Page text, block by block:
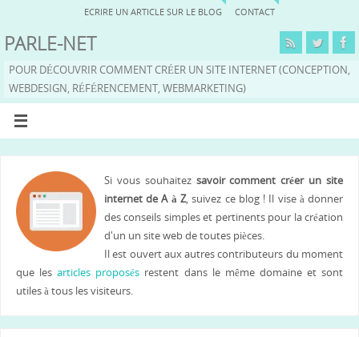
ECRIRE UN ARTICLE SUR LE BLOG CONTACT
PARLE-NET
POUR DÉCOUVRIR COMMENT CRÉER UN SITE INTERNET (CONCEPTION,
WEBDESIGN, RÉFÉRENCEMENT, WEBMARKETING)
Si vous souhaitez savoir comment créer un site
internet de A à Z, suivez ce blog ! Il vise à donner
des conseils simples et pertinents pour la création
d'un un site web de toutes pièces.
Il est ouvert aux autres contributeurs du moment
que lesarticles proposés restent dans le même domaine et sont
utiles à tous les visiteurs.